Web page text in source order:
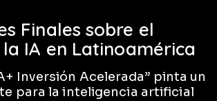
Finales sobre el
IA en Latinoamérica
Inversión Acelerada” pinta un
para la inteligencia artificial